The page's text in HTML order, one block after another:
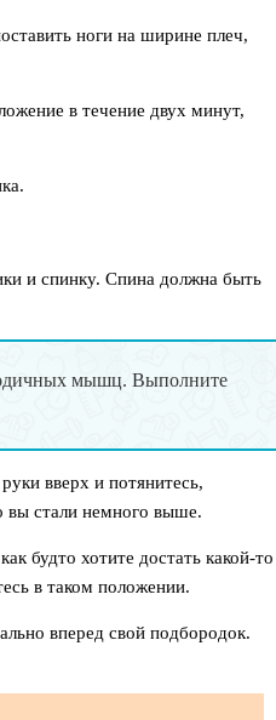
ноги на ширине плеч,
в течение двух минут,
и спинку. Спина должна быть
мышц. Выполните
вверх и потянитесь,
вы стали немного выше.
будто хотите достать какой-то
в таком положении.
вперед свой подбородок.